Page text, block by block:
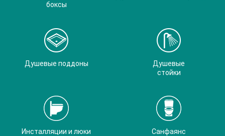
боксы
Душевые поддоны
Душевые
стойки
Инсталляции и люки Санфаянс